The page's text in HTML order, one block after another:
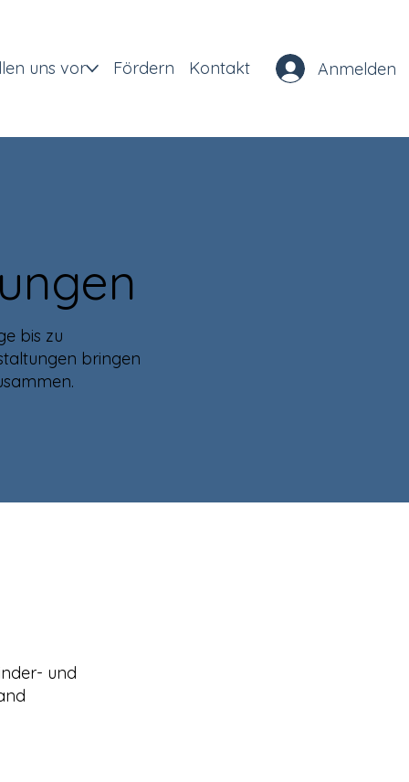
uns vor Fördern Kontakt Anmelden
bis zu
bringen
und